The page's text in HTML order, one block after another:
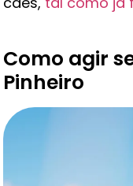
Como agir
Pinheiro